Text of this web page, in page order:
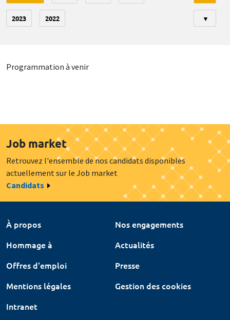
2023 2022 ▼
Programmation à venir
Job market
Retrouvez l'ensemble de nos candidats disponibles
actuellement sur le Job market
Candidats
À propos
Nos engagements
Hommage à
Actualités
Offres d'emploi
Presse
Mentions légales
Gestion des cookies
Intranet